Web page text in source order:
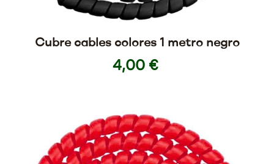
Cubre cables colores 1 metro negro
4,00 €